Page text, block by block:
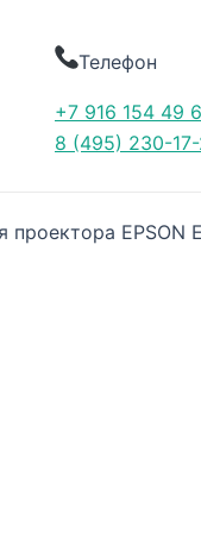
Телефон
+7 916 154 49
8 (495) 230-
проектора EPSON